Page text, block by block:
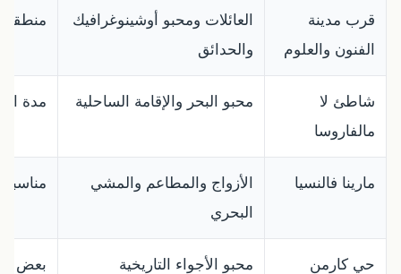
قرب مدينة
الفنون والعلوم
العائلات ومحبو أوشينوغرافيك
والحدائق
منطقة
شاطئ لا
مالفاروسا
محبو البحر والإقامة الساحلية مدة
مارينا فالنسيا
الأزواج والمطاعم والمشي
البحري
حي كارمن
محبو الأجواء التاريخية
بعض